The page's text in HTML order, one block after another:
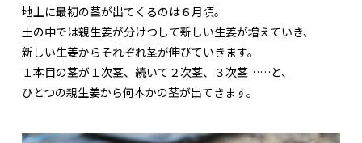
地上に最初の茎が出てくるのは６月頃。
土の中では親生姜が分けつして新しい生姜が増えていき、
新しい生姜からそれぞれ茎が伸びていきます。
１本目の茎が１次茎、続いて２次茎、３次茎……と、
ひとつの親生姜から何本かの茎が出てきます。